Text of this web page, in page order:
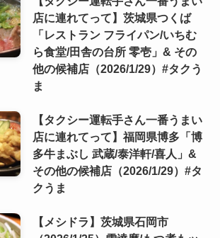
店に連れてって】茨城県つくば
「レストラン フライパン/いちむ
ら食堂/田舎の台所 零壱」& その
他の候補店（2026/1/29）#タクう
ま
【タクシー運転手さん一番うまい
店に連れてって】福岡県博多「博
多牛まぶし 武蔵/泰洋軒/喜人」&
その他の候補店（2026/1/29）#タ
クうま
【メシドラ】茨城県石岡市